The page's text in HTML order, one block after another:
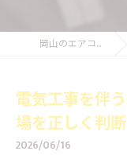
岡山のエアコン工事ならUNO設備
電気工事を伴
場を正しく判
2026/06/16